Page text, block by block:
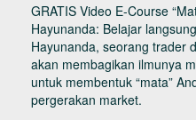
GRATIS Video E-Course
Hayunanda: Belajar
Hayunanda, seorang trader
akan membagikan ilmunya
untuk membentuk “mata”
pergerakan market.